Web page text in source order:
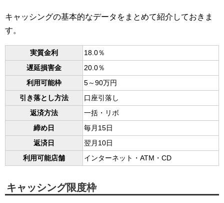
キャッシングの基本的なデータをまとめて紹介しておきま
す。
実質金利
18.0％
遅延損害金
20.0％
利用可能枠
5～90万円
引き落とし方法
口座引落し
返済方法
一括・リボ
締め日
毎月15日
返済日
翌月10日
利用可能店舗
インターネット・ATM・CD
キャッシング限度枠